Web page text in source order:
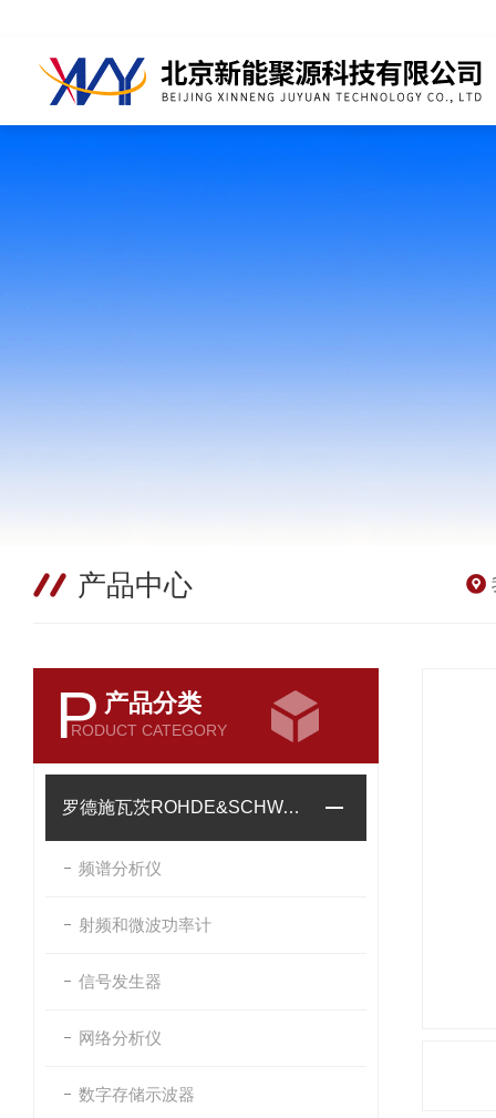
产品中心
P 产品分类
RODUCT CATEGORY
罗德施瓦茨ROHDE&SCHWARZ
频谱分析仪
射频和微波功率计
信号发生器
网络分析仪
数字存储示波器